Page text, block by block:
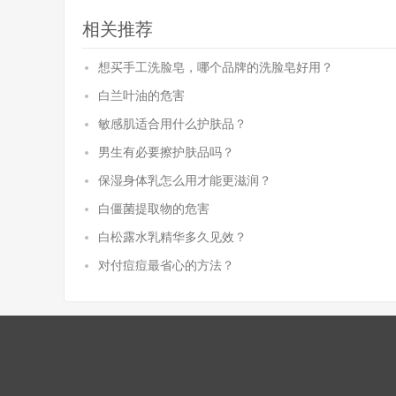
相关推荐
想买手工洗脸皂，哪个品牌的洗脸皂好用？
白兰叶油的危害
敏感肌适合用什么护肤品？
男生有必要擦护肤品吗？
保湿身体乳怎么用才能更滋润？
白僵菌提取物的危害
白松露水乳精华多久见效？
对付痘痘最省心的方法？